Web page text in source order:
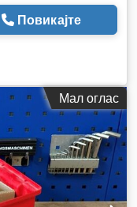
Повикајте
Мал оглас